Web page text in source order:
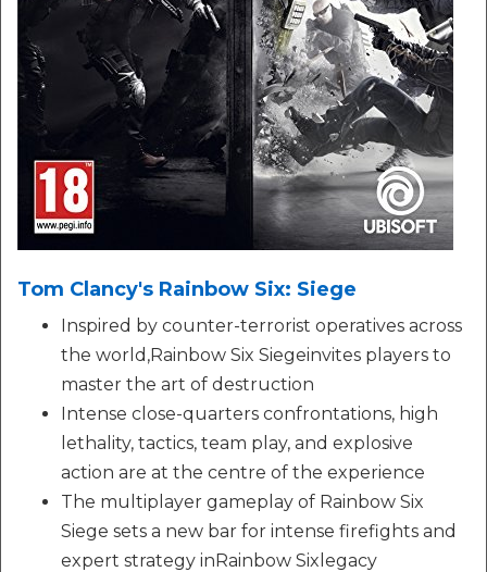
Tom Clancy's Rainbow Six: Siege
Inspired by counter-terrorist operatives across
the world,Rainbow Six Siegeinvites players to
master the art of destruction
Intense close-quarters confrontations, high
lethality, tactics, team play, and explosive
action are at the centre of the experience
The multiplayer gameplay of Rainbow Six
Siege sets a new bar for intense firefights and
expert strategy inRainbow Sixlegacy